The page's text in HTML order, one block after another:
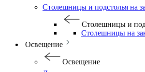
Столешницы и подстолья на
Столешницы и
Столешницы на
Освещение
Освещение